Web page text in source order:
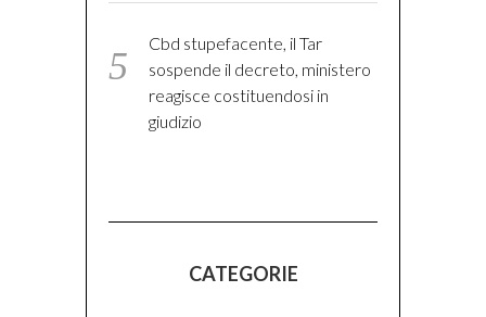
Cbd stupefacente, il Tar
sospende il decreto, ministero
reagisce costituendosi in
giudizio
CATEGORIE